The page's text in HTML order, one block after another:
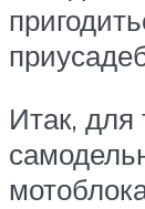
Итак, для